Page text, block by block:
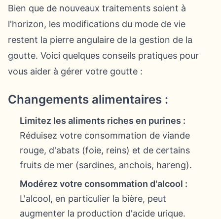
Bien que de nouveaux traitements soient à
l'horizon, les modifications du mode de vie
restent la pierre angulaire de la gestion de la
goutte. Voici quelques conseils pratiques pour
vous aider à gérer votre goutte :
Changements alimentaires :
Limitez les aliments riches en purines :
Réduisez votre consommation de viande
rouge, d'abats (foie, reins) et de certains
fruits de mer (sardines, anchois, hareng).
Modérez votre consommation d'alcool :
L'alcool, en particulier la bière, peut
augmenter la production d'acide urique.